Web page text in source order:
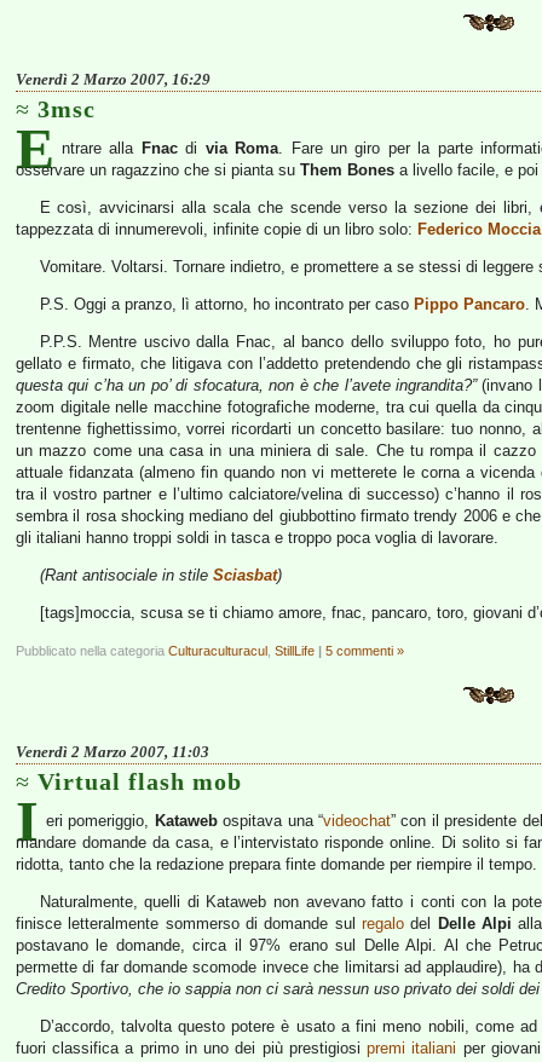
Venerdì 2 Marzo 2007, 16:29
3msc
E ntrare alla Fnacdi via Roma. Fare un giro per la parte
osservare un ragazzino che si pianta su Them Bones a livello facile, e
E così, avvicinarsi alla scala che scende verso la sezione dei libri,
tappezzata di innumerevoli, infinite copie di un libro solo: Federico Moccia
Vomitare. Voltarsi. Tornare indietro, e promettere a se stessi di
P.S. Oggi a pranzo, lì attorno, ho incontrato per caso Pippo Pancaro.
P.P.S. Mentre uscivo dalla Fnac, al banco dello sviluppo foto, ho
gellato e firmato, che litigava con l’addetto pretendendo che gli
questa qui c’ha un po’ di sfocatura, non è che l’avete ingrandita?”(invano
zoom digitale nelle macchine fotografiche moderne, tra cui quella da
trentenne fighettissimo, vorrei ricordarti un concetto basilare: tuo
un mazzo come una casa in una miniera di sale. Che tu rompa il
attuale fidanzata (almeno fin quando non vi metterete le corna a
tra il vostro partner e l’ultimo calciatore/velina di successo) c’hanno il
sembra il rosa shocking mediano del giubbottino firmato trendy 2006 e
gli italiani hanno troppi soldi in tasca e troppo poca voglia di lavorare.
(Rant antisociale in stile Sciasbat)
[tags]moccia, scusa se ti chiamo amore, fnac, pancaro, toro, giovani
Pubblicato nella categoria Culturaculturacul StillLife | 5 commenti »
Venerdì 2 Marzo 2007, 11:03
Virtual flash mob
I eri pomeriggio, Katawebospitava una “videochat” con il presidente
mandare domande da casa, e l’intervistato risponde online. Di solito si
ridotta, tanto che la redazione prepara finte domande per riempire il tempo.
Naturalmente, quelli di Kataweb non avevano fatto i conti con la
finisce letteralmente sommerso di domande sul regalo del Delle Alpi
postavano le domande, circa il 97% erano sul Delle Alpi. Al che
permette di far domande scomode invece che limitarsi ad applaudire), ha
Credito Sportivo, che io sappia non ci sarà nessun uso privato dei soldi dei
D’accordo, talvolta questo potere è usato a fini meno nobili, come
fuori classifica a primo in uno dei più prestigiosipremi italiani per